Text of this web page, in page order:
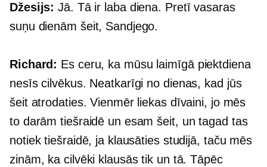
Džesijs: Jā. Tā ir laba diena. Pretī vasaras
suņu dienām šeit, Sandjego.
Richard: Es ceru, ka mūsu laimīgā piektdiena
nesīs cilvēkus. Neatkarīgi no dienas, kad jūs
šeit atrodaties. Vienmēr liekas dīvaini, jo mēs
to darām tiešraidē un esam šeit, un tagad tas
notiek tiešraidē, ja klausāties studijā, taču mēs
zinām, ka cilvēki klausās tik un tā. Tāpēc